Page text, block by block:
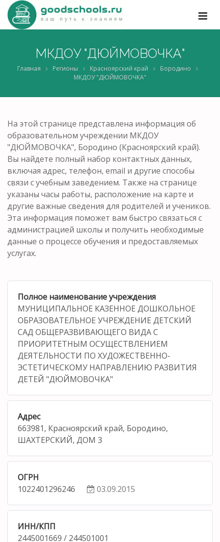
МКДОУ "ДЮЙМОВОЧКА"
Главная Регионы Красноярский край
Бородино
МКДОУ "ДЮЙМОВОЧКА"
На этой странице представлена информация об
образовательном учреждении МКДОУ
"ДЮЙМОВОЧКА", Бородино (Красноярский край).
Вы найдете полный набор контактных данных,
включая адрес, телефон, email и другие способы
связи с учебным заведением. Также на странице
указаны часы работы, расположение на карте и
другие важные сведения для родителей и учеников.
Эта информация поможет вам быстро связаться с
администрацией школы и получить необходимые
данные о процессе обучения и предоставляемых
услугах.
Полное наименование учреждения
МУНИЦИПАЛЬНОЕ КАЗЕННОЕ ДОШКОЛЬНОЕ
ОБРАЗОВАТЕЛЬНОЕ УЧРЕЖДЕНИЕ ДЕТСКИЙ
САД ОБЩЕРАЗВИВАЮЩЕГО ВИДА С
ПРИОРИТЕТНЫМ ОСУЩЕСТВЛЕНИЕМ
ДЕЯТЕЛЬНОСТИ ПО ХУДОЖЕСТВЕННО-
ЭСТЕТИЧЕСКОМУ НАПРАВЛЕНИЮ РАЗВИТИЯ
ДЕТЕЙ "ДЮЙМОВОЧКА"
Адрес
663981, Красноярский край, Бородино,
ШАХТЕРСКИЙ, ДОМ 3
ОГРН
1022401296246
03.09.2015
ИНН/КПП
2445001669 / 244501001